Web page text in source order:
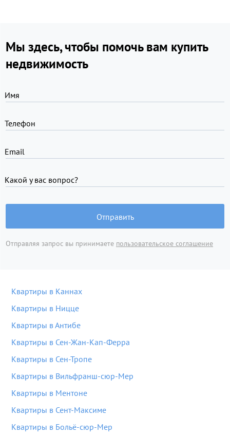
Мы здесь, чтобы помочь вам купить
недвижимость
Имя
Телефон
Email
Какой у вас вопрос?
Отправить
Отправляя запрос вы принимаете пользовательское соглашение
Квартиры в Каннах
Квартиры в Ницце
Квартиры в Антибе
Квартиры в Сен-Жан-Кап-Ферра
Квартиры в Сен-Тропе
Квартиры в Вильфранш-сюр-Мер
Квартиры в Ментоне
Квартиры в Сент-Максиме
Квартиры в Больё-сюр-Мер